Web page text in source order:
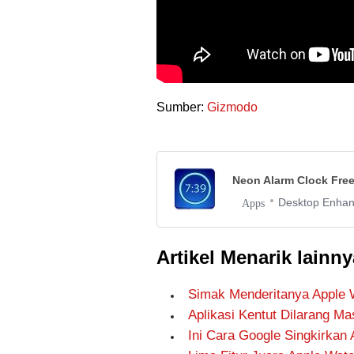
Sumber: Gizmodo
Neon Alarm Clock
Apps Desktop
Artikel Menarik
Simak Menderitanya Apple
Aplikasi Kentut Dilarang
Ini Cara Google Singkirkan